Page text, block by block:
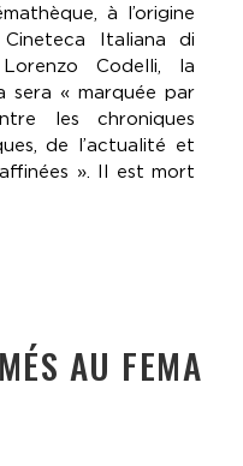
à l’origine
Italiana di
Codelli, la
sera « marquée par
les chroniques
de l’actualité et
». Il est mort
AU FEMA